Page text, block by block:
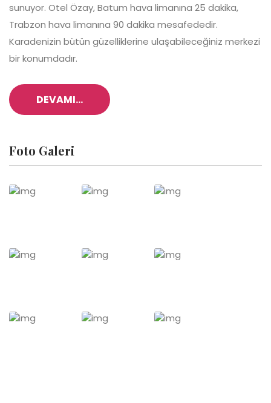
sunuyor. Otel Özay, Batum hava limanına 25 dakika,
Trabzon hava limanına 90 dakika mesafededir.
Karadenizin bütün güzelliklerine ulaşabileceğiniz merkezi
bir konumdadır.
DEVAMI...
Foto Galeri